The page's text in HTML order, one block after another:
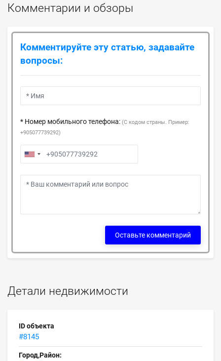
Детали недвижимости
ID объекта
#8145
Город,Район:
Комментарии и обзоры
Комментируйте эту статью, задавайте
вопросы:
* Номер мобильного телефона: (С кодом страны. Пример:
+905077739292)
Оставьте комментарий